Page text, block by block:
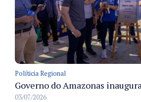
Políticia Regional
03/07/2026